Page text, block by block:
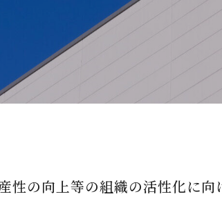
性の向上等の組織の活性化に